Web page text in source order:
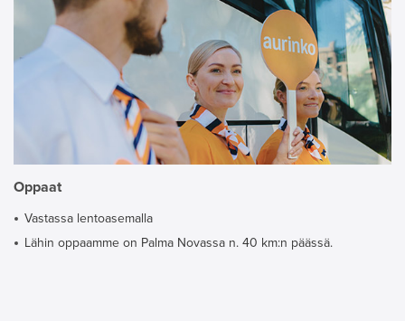
Oppaat
Vastassa lentoasemalla
Lähin oppaamme on Palma Novassa n. 40 km:n päässä.